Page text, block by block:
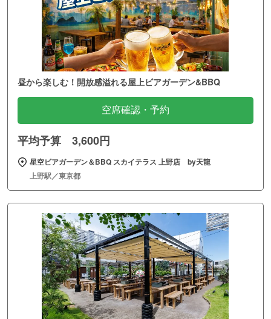
昼から楽しむ！開放感溢れる屋上ビアガーデン&BBQ
空席確認・予約
平均予算 3,600円
星空ビアガーデン＆BBQ スカイテラス 上野店 by天龍
上野駅／東京都